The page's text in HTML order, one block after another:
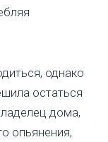
однако
остаться
дома,
опьянения,